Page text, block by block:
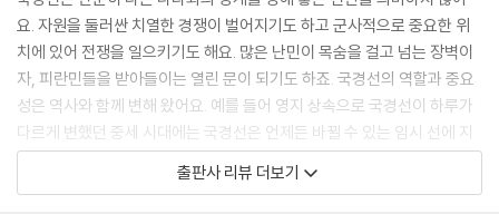
우리는 집을 짓고 살아가요. 집에서 나와 학교나 직장에 갔다가 다시 집으
로 돌아오죠. 너무나도 자연스러운 일상은 그리 오래되지 않았어요. 인류
가 집을 짓고 머물러 살기 시작한 지 1만 2,000년이 조금 넘었어요. 지구
상에 인류가 등장한 이래 인류는 오랜 시간을 떠돌며 살았어요. 400년 전
만 해도 세계 인구의 1/3이 유목 생활을 했어요. 즉, 한곳에 정착해 살지 않
았어요. 지금도 3,000만 명 이상이 유목 생활을 한다고 해요.
--- p.88
요. 자원을 둘러싼 치열한 경쟁이 벌어지기도 하고 군사적으로 중요한 위
치에 있어 전쟁을 일으키기도 해요. 많은 난민이 목숨을 걸고 넘는 장벽이
자, 피란민들을 받아들이는 열린 문이 되기도 하죠. 국경선의 역할과 중요
성은 역사와 함께 변해 왔어요. 예를 들어 영지 상속으로 국경선이 하루가
다르게 변했던 중세 시대에는 국경선은 언제든 바뀔 수 있는 임시 선에 지
나지 않았어요. 17세기에 국제 조약을 맺어 영토, 국민, 주권 3요소를 갖춘
근대 국가가 생겨나면서부터 국경선의 위상은 크게 높아졌죠. 국경선은 분
출판사 리뷰 더보기